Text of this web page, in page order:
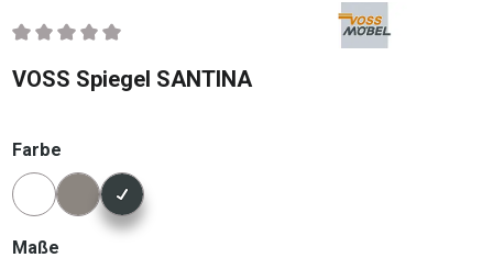
Durchschnittliche Bewertung von 0 von 5 Sternen
VOSS Spiegel SANTINA
Farbe
Konfigurator Farbe
Maße